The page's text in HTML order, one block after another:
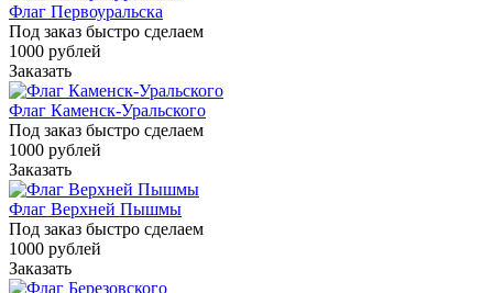
Флаг Первоуральска
Под заказ быстро сделаем
1000 рублей
Заказать
Флаг Каменск-Уральского
Под заказ быстро сделаем
1000 рублей
Заказать
Флаг Верхней Пышмы
Под заказ быстро сделаем
1000 рублей
Заказать